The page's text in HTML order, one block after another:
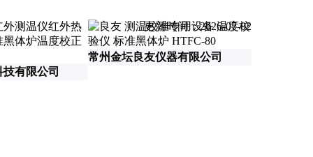
更新时间：2026-07-02
有限公司
常州金坛良友仪器有限公司